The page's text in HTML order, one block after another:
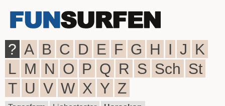
? A B C D E F G H I J K
L M N O P Q R S Sch St
T U V W X Y Z